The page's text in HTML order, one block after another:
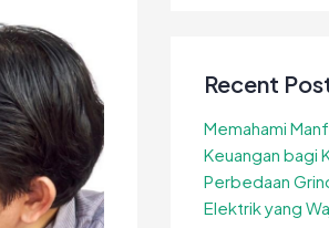
Recent
Memahami
Keuangan bagi
Perbedaan
Elektrik yang